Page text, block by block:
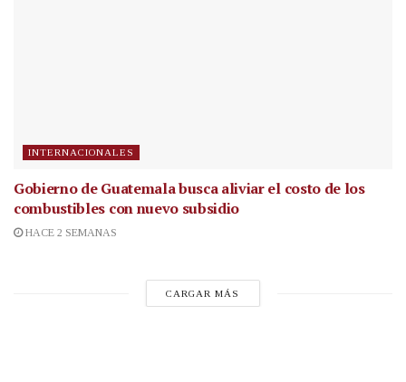
INTERNACIONALES
Gobierno de Guatemala busca aliviar el costo de los
combustibles con nuevo subsidio
HACE 2 SEMANAS
CARGAR MÁS